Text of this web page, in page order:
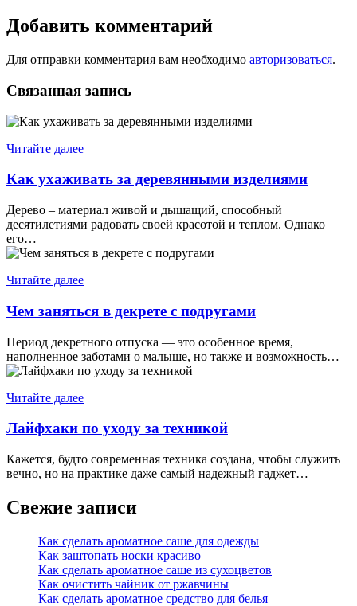
Добавить комментарий
Для отправки комментария вам необходимо авторизоваться.
Связанная запись
Читайте далее
Как ухаживать за деревянными изделиями
Дерево – материал живой и дышащий, способный
десятилетиями радовать своей красотой и теплом. Однако
его…
Читайте далее
Чем заняться в декрете с подругами
Период декретного отпуска — это особенное время,
наполненное заботами о малыше, но также и возможность…
Читайте далее
Лайфхаки по уходу за техникой
Кажется, будто современная техника создана, чтобы служить
вечно, но на практике даже самый надежный гаджет…
Свежие записи
Как сделать ароматное саше для одежды
Как заштопать носки красиво
Как сделать ароматное саше из сухоцветов
Как очистить чайник от ржавчины
Как сделать ароматное средство для белья